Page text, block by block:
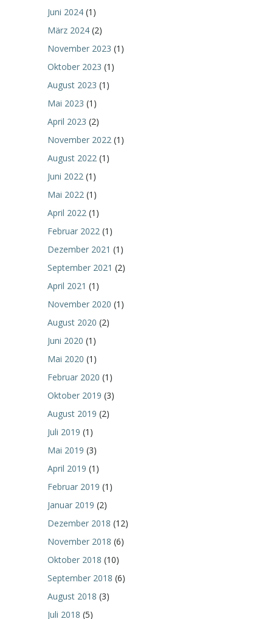
Juni 2024 (1)
März 2024 (2)
November 2023 (1)
Oktober 2023 (1)
August 2023 (1)
Mai 2023 (1)
April 2023 (2)
November 2022 (1)
August 2022 (1)
Juni 2022 (1)
Mai 2022 (1)
April 2022 (1)
Februar 2022 (1)
Dezember 2021 (1)
September 2021 (2)
April 2021 (1)
November 2020 (1)
August 2020 (2)
Juni 2020 (1)
Mai 2020 (1)
Februar 2020 (1)
Oktober 2019 (3)
August 2019 (2)
Juli 2019 (1)
Mai 2019 (3)
April 2019 (1)
Februar 2019 (1)
Januar 2019 (2)
Dezember 2018 (12)
November 2018 (6)
Oktober 2018 (10)
September 2018 (6)
August 2018 (3)
Juli 2018 (5)